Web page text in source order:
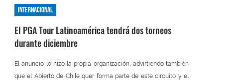
Internacional
El PGA Tour Latinoamérica tendrá dos torneos
durante diciembre
El anuncio lo hizo la propia organización, advirtiendo también
que el Abierto de Chile quer forma parte de este circuito y el